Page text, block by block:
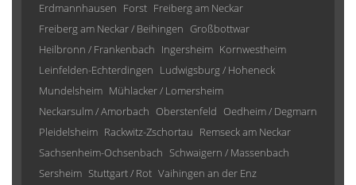
Erdmannhausen Forst Freiberg am Neckar
Freiberg am Neckar / Beihingen Großbottwar
Heilbronn / Frankenbach Ingersheim Kornwestheim
Leinfelden-Echterdingen Ludwigsburg / Hoheneck
Mundelsheim Mühlacker / Lomersheim
Neckarsulm / Amorbach Oberstenfeld Oedheim / Degmarn
Pleidelsheim Rackwitz-Zschortau Remseck am Neckar
Sachsenheim-Ochsenbach Schwaigern / Massenbach
Sersheim Stuttgart / Rot Vaihingen an der Enz